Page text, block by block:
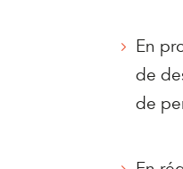
En
de
de